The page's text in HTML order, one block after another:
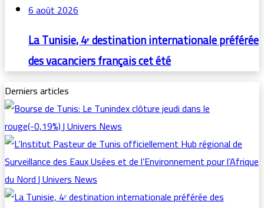
6 août 2026
La Tunisie, 4ᵉ destination internationale préférée
des vacanciers français cet été
Derniers articles